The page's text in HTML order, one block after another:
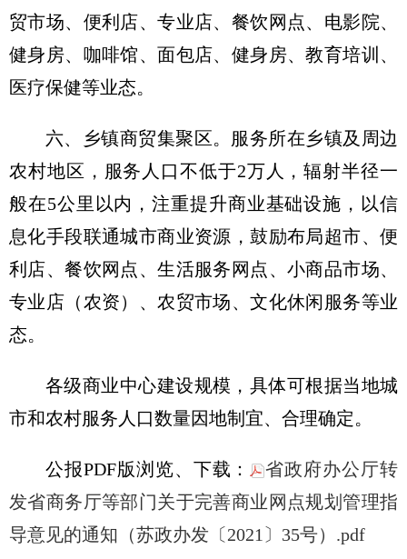
贸市场、便利店、专业店、餐饮网点、电影院、
健身房、咖啡馆、面包店、健身房、教育培训、
医疗保健等业态。
六、乡镇商贸集聚区。 服务所在乡镇及周边
农村地区，服务人口不低于2万人，辐射半径一
般在5公里以内，注重提升商业基础设施，以信
息化手段联通城市商业资源，鼓励布局超市、便
利店、餐饮网点、生活服务网点、小商品市场、
专业店（农资）、农贸市场、文化休闲服务等业
态。
各级商业中心建设规模，具体可根据当地城
市和农村服务人口数量因地制宜、合理确定。
公报PDF版浏览、下载：
省政府办公厅转
发省商务厅等部门关于完善商业网点规划管理指
导意见的通知（苏政办发〔2021〕35号）.pdf